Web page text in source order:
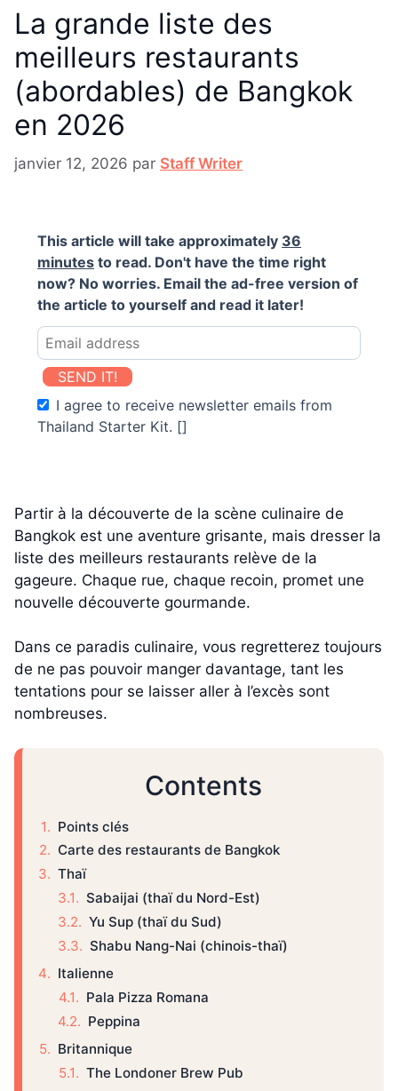
La grande liste des
meilleurs restaurants
(abordables) de Bangkok
en 2026
janvier 12, 2026 par Staff Writer
This article will take approximately 36
minutes to read. Don't have the time right
now? No worries. Email the ad-free version of
the article to yourself and read it later!
SEND IT!
I agree to receive newsletter emails from
Thailand Starter Kit. []
Partir à la découverte de la scène culinaire de
Bangkok est une aventure grisante, mais dresser la
liste des meilleurs restaurants relève de la
gageure. Chaque rue, chaque recoin, promet une
nouvelle découverte gourmande.
Dans ce paradis culinaire, vous regretterez toujours
de ne pas pouvoir manger davantage, tant les
tentations pour se laisser aller à l’excès sont
nombreuses.
Contents
Points clés
Carte des restaurants de Bangkok
Thaï
Sabaijai (thaï du Nord-Est)
Yu Sup (thaï du Sud)
Shabu Nang-Nai (chinois-thaï)
Italienne
Pala Pizza Romana
Peppina
Britannique
The Londoner Brew Pub